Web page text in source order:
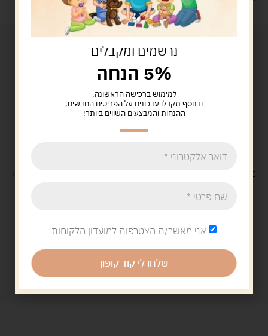
משלוח
נרשמים ומקבלים
5% הנחה
למימוש ברכישה הראשונה.
ובנוסף תקבלו עדכונים על הפריטים החדשים,
ההנחות והמבצעים השווים ביותר!
אני מאשר/ת הצטרפות למועדון הלקוחות
שלחו לי קוד קופון